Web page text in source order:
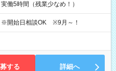
働5時間（残業少なめ！）
開始日相談OK ※9月～！
する 詳細へ